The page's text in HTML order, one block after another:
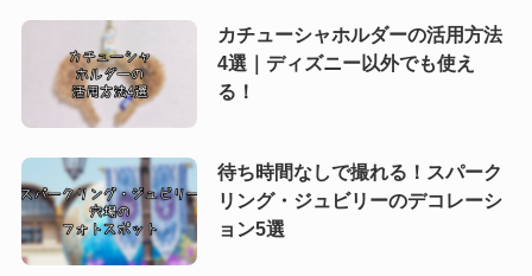
カチューシャホルダーの活用方法
4選｜ディズニー以外でも使え
る！
待ち時間なしで撮れる！スパーク
リング・ジュビリーのデコレーシ
ョン5選